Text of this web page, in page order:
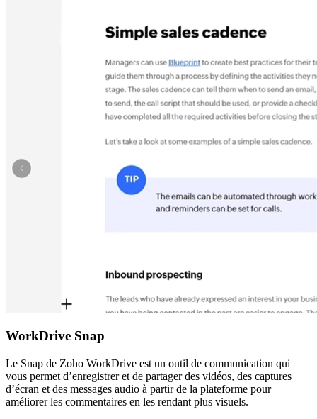
WorkDrive Snap
Le Snap de Zoho WorkDrive est un outil de communication qui
vous permet d’enregistrer et de partager des vidéos, des captures
d’écran et des messages audio à partir de la plateforme pour
améliorer les commentaires en les rendant plus visuels.